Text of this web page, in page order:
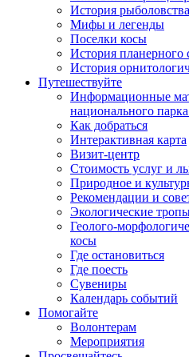
История рыболовства
Мифы и легенды
Поселки косы
История планерного
История
Путешествуйте
Информационные
национального
Как добраться
Интерактивная карта
Визит-центр
Стоимость услуг и
Природное и
Рекомендации и
Экологические
Геолого-
косы
Где остановиться
Где поесть
Сувениры
Календарь событий
Помогайте
Волонтерам
Мероприятия